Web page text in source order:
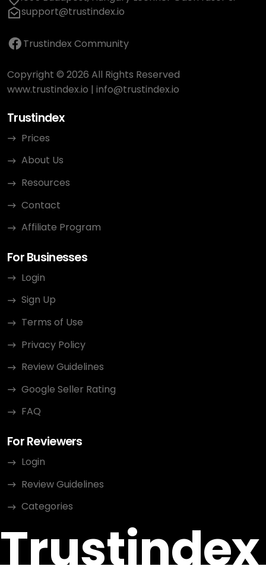
support@trustindex.io
Trustindex Community
Copyright © 2026 All Rights Reserved
www.trustindex.io | info@trustindex.io
Trustindex
Prices
About Us
Resources
Contact
Affiliate Program
For Businesses
Login
Sign Up
Terms of Use
Privacy Policy
Review Guidelines
Google Seller Rating
FAQ
For Reviewers
Login
Review Guidelines
Categories
Trustindex